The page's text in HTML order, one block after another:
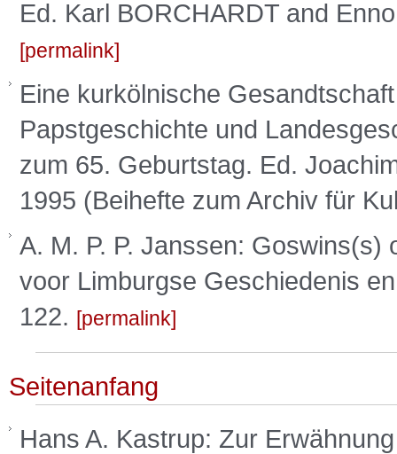
Ed. Karl BORCHARDT and
permalink
Eine kurkölnische
Papstgeschichte und
zum 65. Geburtstag. Ed.
1995 (Beihefte zum Archiv für
A. M. P. P. Janssen:
voor Limburgse Geschiedenis
122.
permalink
Seitenanfang
Hans A. Kastrup: Zur